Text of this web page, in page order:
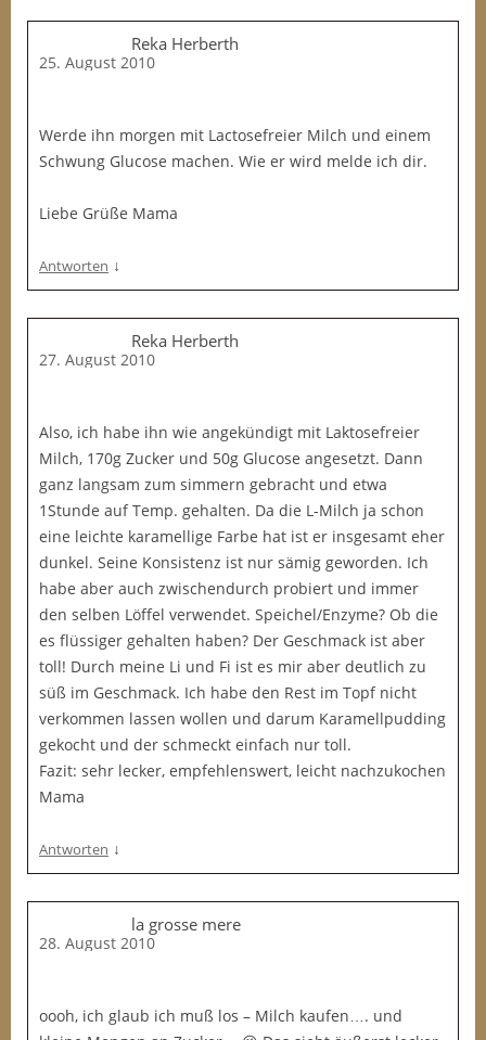
Reka Herberth
25. August 2010
Werde ihn morgen mit Lactosefreier Milch und einem
Schwung Glucose machen. Wie er wird melde ich dir.
Liebe Grüße Mama
Antworten ↓
Reka Herberth
27. August 2010
Also, ich habe ihn wie angekündigt mit Laktosefreier
Milch, 170g Zucker und 50g Glucose angesetzt. Dann
ganz langsam zum simmern gebracht und etwa
1Stunde auf Temp. gehalten. Da die L-Milch ja schon
eine leichte karamellige Farbe hat ist er insgesamt eher
dunkel. Seine Konsistenz ist nur sämig geworden. Ich
habe aber auch zwischendurch probiert und immer
den selben Löffel verwendet. Speichel/Enzyme? Ob die
es flüssiger gehalten haben? Der Geschmack ist aber
toll! Durch meine Li und Fi ist es mir aber deutlich zu
süß im Geschmack. Ich habe den Rest im Topf nicht
verkommen lassen wollen und darum Karamellpudding
gekocht und der schmeckt einfach nur toll.
Fazit: sehr lecker, empfehlenswert, leicht nachzukochen
Mama
Antworten ↓
la grosse mere
28. August 2010
oooh, ich glaub ich muß los – Milch kaufen…. und